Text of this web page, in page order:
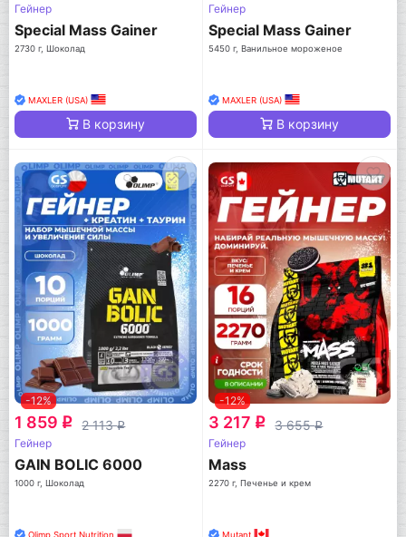
Гейнер
Special Mass Gainer
2730 г, Шоколад
MAXLER (USA)
В корзину
Гейнер
Special Mass Gainer
5450 г, Ванильное мороженое
MAXLER (USA)
В корзину
-12%
1 859 q 2 113q
Гейнер
GAIN BOLIC 6000
1000 г, Шоколад
Olimp Sport Nutrition
-12%
3 217 q 3 655q
Гейнер
Mass
2270 г, Печенье и крем
Mutant